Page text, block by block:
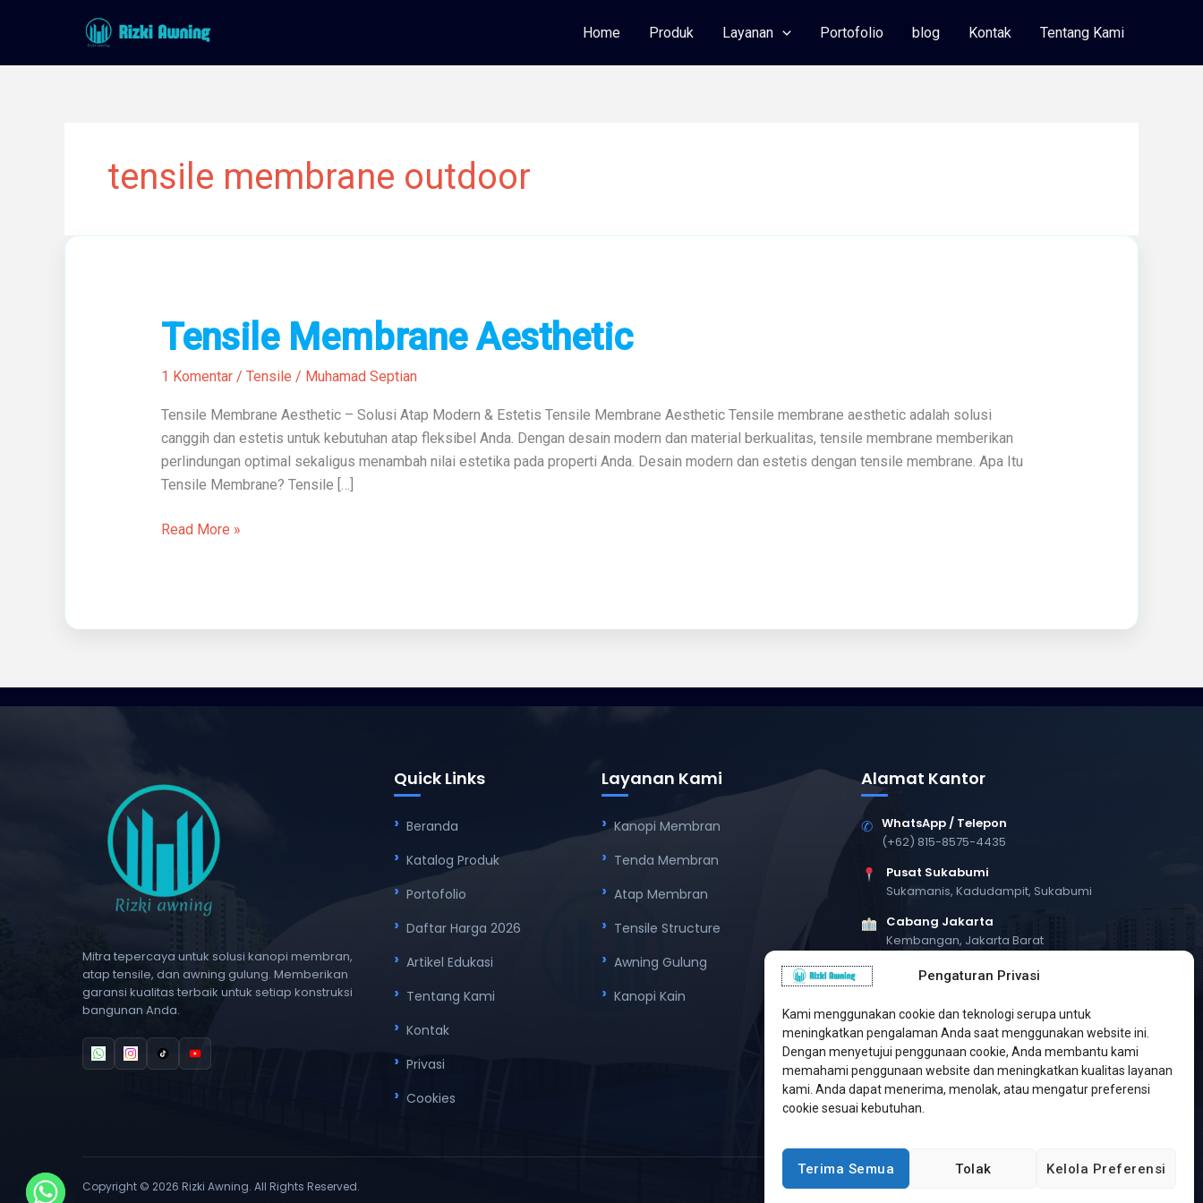
Pengaturan Privasi
Kami menggunakan cookie dan teknologi serupa untuk
meningkatkan pengalaman Anda saat menggunakan website ini.
Dengan menyetujui penggunaan cookie, Anda membantu kami
memahami penggunaan website dan meningkatkan kualitas layanan
kami. Anda dapat menerima, menolak, atau mengatur preferensi
cookie sesuai kebutuhan.
Terima Semua Tolak Kelola Preferensi
Home Produk Layanan Portofolio blog Kontak Tentang Kami
tensile membrane outdoor
Tensile Membrane Aesthetic
1 Komentar / Tensile / Muhamad Septian
Tensile Membrane Aesthetic – Solusi Atap Modern & Estetis Tensile Membrane Aesthetic Tensile membrane aesthetic adalah solusi
canggih dan estetis untuk kebutuhan atap fleksibel Anda. Dengan desain modern dan material berkualitas, tensile membrane memberikan
perlindungan optimal sekaligus menambah nilai estetika pada properti Anda. Desain modern dan estetis dengan tensile membrane. Apa Itu
Tensile Membrane? Tensile […]
Tensile
Membrane
Aesthetic
Read More »
Mitra tepercaya untuk solusi kanopi membran,
atap tensile, dan awning gulung. Memberikan
garansi kualitas terbaik untuk setiap konstruksi
bangunan Anda.
Quick Links
Beranda
Katalog Produk
Portofolio
Daftar Harga 2026
Artikel Edukasi
Tentang Kami
Kontak
Privasi
Cookies
Layanan Kami
Kanopi Membran
Tenda Membran
Atap Membran
Tensile Structure
Awning Gulung
Kanopi Kain
Alamat Kantor
✆ WhatsApp / Telepon
(+62) 815-8575-4435
Pusat Sukabumi
Sukamanis, Kadudampit, Sukabumi
Cabang Jakarta
Kembangan, Jakarta Barat
Workshop Bintaro
Copyright © 2026 Rizki Awning. All Rights Reserved.